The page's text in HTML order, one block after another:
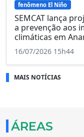
fenômeno El Niño
SEMCAT lança
a prevenção aos
climáticas em
16/07/2026 15h44
MAIS NOTÍCIAS
ÁREAS